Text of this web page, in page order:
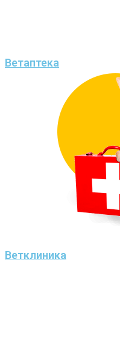
Ветаптека
Ветклиника